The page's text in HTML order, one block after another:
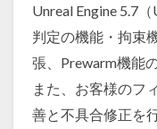
Unreal Engine 5.7
判定の機能・拘束
張、Prewarm機能
また、お客様のフ
善と不具合修正を